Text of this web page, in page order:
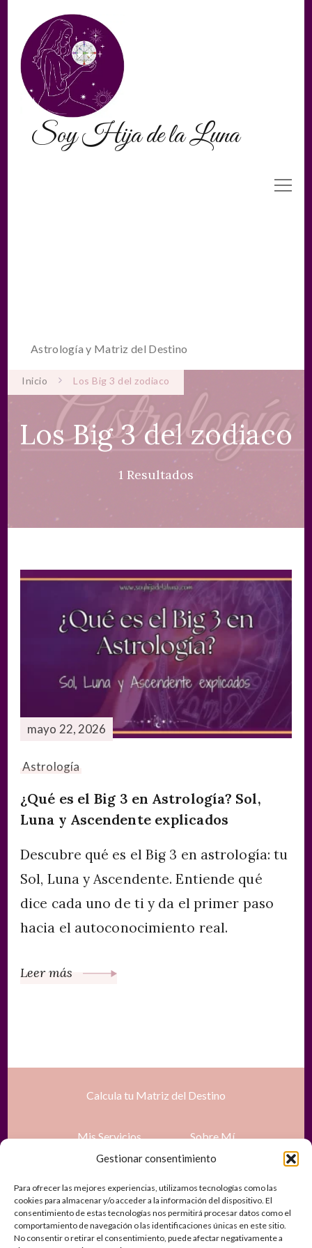
Gestionar consentimiento
Para ofrecer las mejores experiencias, utilizamos tecnologías como las
cookies para almacenar y/o acceder a la información del dispositivo. El
consentimiento de estas tecnologías nos permitirá procesar datos como el
comportamiento de navegación o las identificaciones únicas en este sitio.
No consentir o retirar el consentimiento, puede afectar negativamente a
Soy Hija de la Luna
Astrología y Matriz del Destino
Inicio Los Big 3 del zodiaco
Los Big 3 del zodiaco
1 Resultados
mayo 22, 2026
Astrología
¿Qué es el Big 3 en Astrología? Sol,
Luna y Ascendente explicados
Descubre qué es el Big 3 en astrología: tu
Sol, Luna y Ascendente. Entiende qué
dice cada uno de ti y da el primer paso
hacia el autoconocimiento real.
Leer más
Calcula tu Matriz del Destino
Mis Servicios Sobre Mí
Contacto Política de Privacidad